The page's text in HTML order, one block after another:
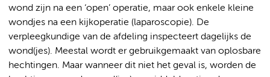
wond zijn na een ‘open’ operatie, maar ook enkele kleine
wondjes na een kijkoperatie (laparoscopie). De
verpleegkundige van de afdeling inspecteert dagelijks de
wond(jes). Meestal wordt er gebruikgemaakt van oplosbare
hechtingen. Maar wanneer dit niet het geval is, worden de